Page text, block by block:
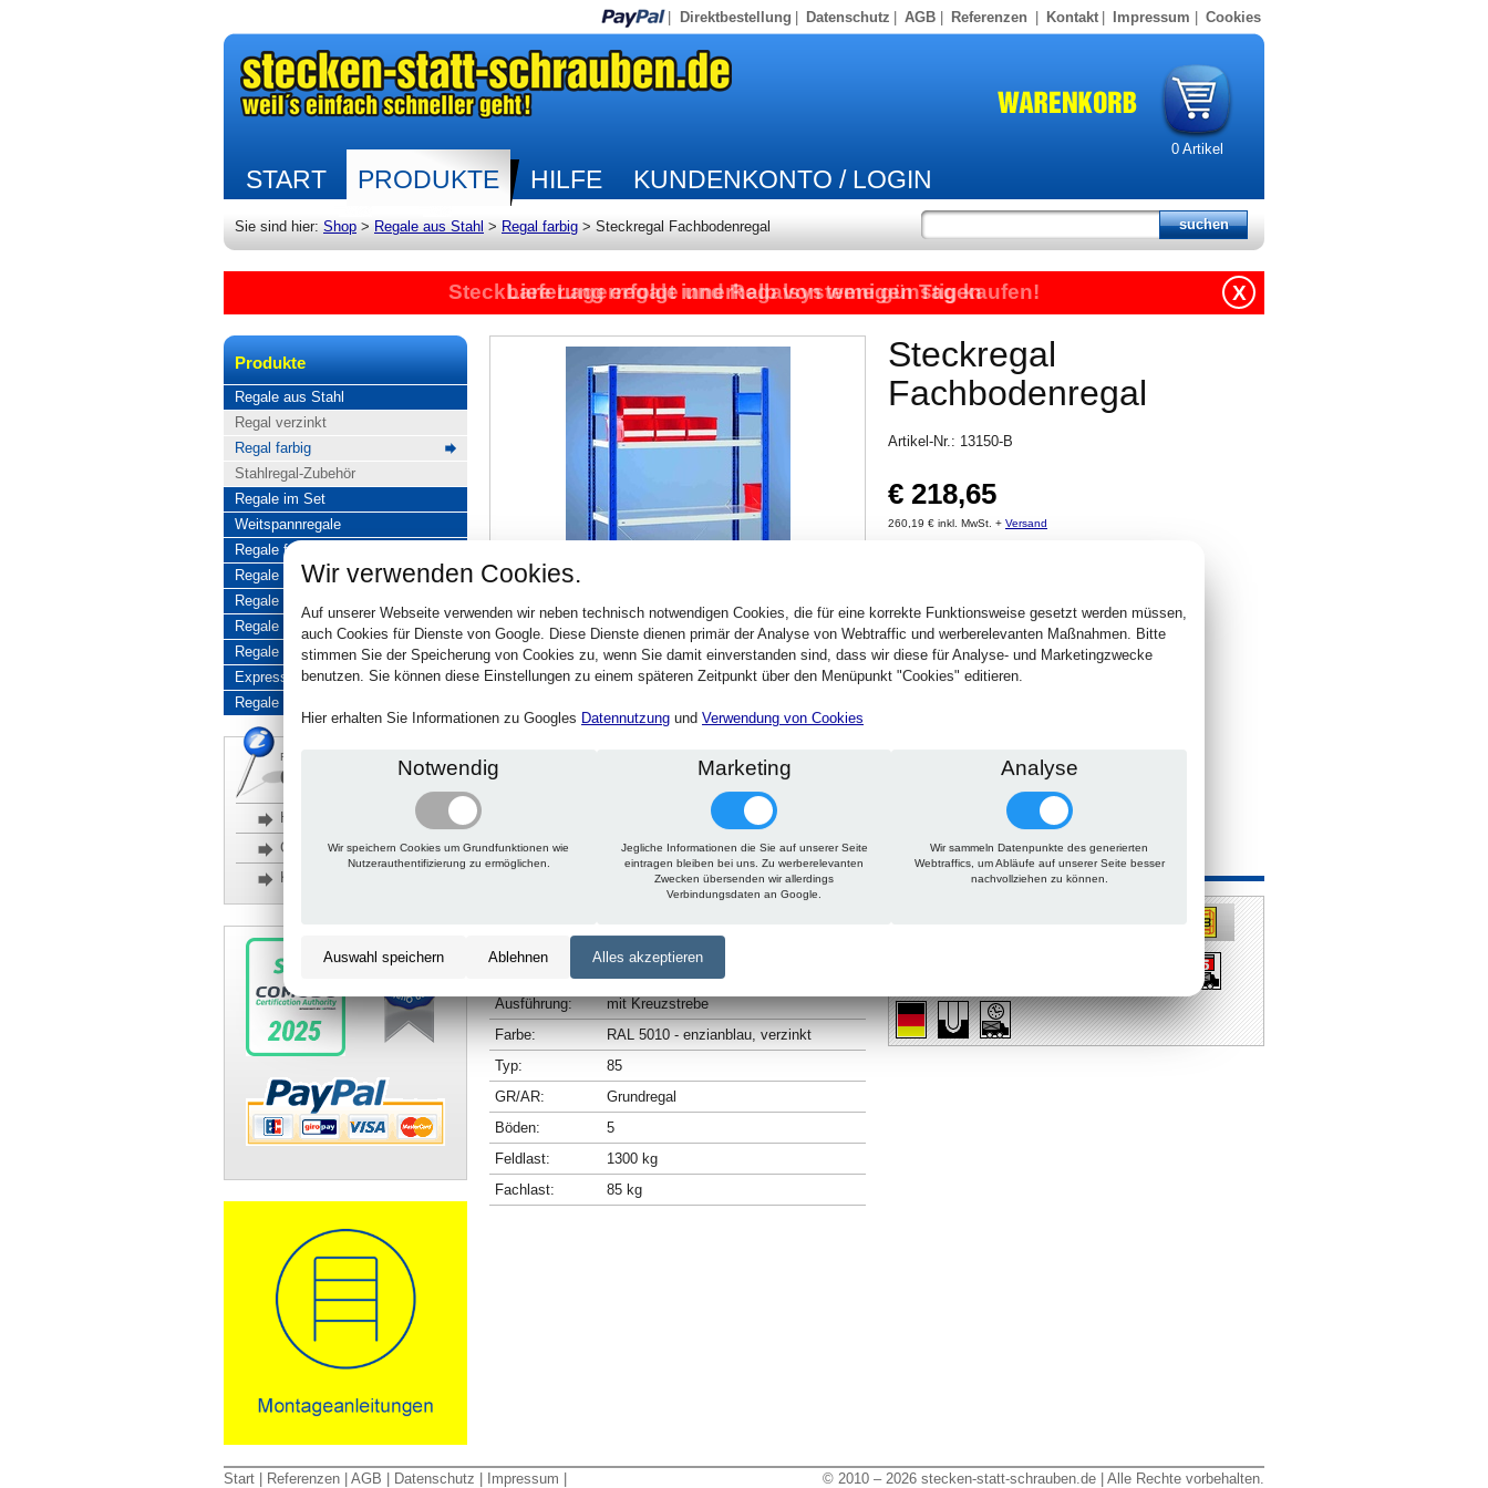
Direktbestellung Datenschutz AGB Referenzen Kontakt Impressum Cookies
0Artikel
START PRODUKTE HILFE KUNDENKONTO / LOGIN
Sie sind hier: Shop > Regale aus Stahl > Regal farbig > Steckregal Fachbodenregal
Steckbare Lagerregale und Regalsysteme günstig kaufen!
Lieferung erfolgt innerhalb von wenigen Tagen X
Produkte
Regale aus Stahl
Regal verzinkt
Regal farbig
Stahlregal-Zubehör
Regale im Set
Weitspannregale
Regale für Büros
Regale für hohe Belastung
Regale für Reifen
Regale aus Edelstahl
Regale aus Aluminium
Express-Produkte
Regale Reduziert
Rückfragen, Hilfe, Bestellen?
06201 690095-0
Häufige Fragen
Glossar
Kontakt
Steckregal
Fachbodenregal
Artikel-Nr.: 13150-B
€ 218,65
260,19 € inkl. MwSt. + Versand
Stck.
Technische Daten Beschreibung Zu diesem Artikel passt auch
Ausführung:
mit Kreuzstrebe
Farbe:
RAL 5010 - enzianblau, verzinkt
Typ:
85
GR/AR:
Grundregal
Böden:
5
Feldlast:
1300 kg
Fachlast:
85 kg
Start Referenzen AGB Datenschutz Impressum © 2010 – 2026 stecken-statt-schrauben.de | Alle Rechte vorbehalten.
Wir verwenden Cookies.
Auf unserer Webseite verwenden wir neben technisch notwendigen Cookies, die für eine korrekte Funktionsweise gesetzt werden müssen,
auch Cookies für Dienste von Google. Diese Dienste dienen primär der Analyse von Webtraffic und werberelevanten Maßnahmen. Bitte
stimmen Sie der Speicherung von Cookies zu, wenn Sie damit einverstanden sind, dass wir diese für Analyse- und Marketingzwecke
benutzen. Sie können diese Einstellungen zu einem späteren Zeitpunkt über den Menüpunkt "Cookies" editieren.
Hier erhalten Sie Informationen zu Googles Datennutzung und Verwendung von Cookies
Notwendig
Wir speichern Cookies um Grundfunktionen wie
Nutzerauthentifizierung zu ermöglichen.
Marketing
Jegliche Informationen die Sie auf unserer Seite
eintragen bleiben bei uns. Zu werberelevanten
Zwecken übersenden wir allerdings
Verbindungsdaten an Google.
Analyse
Wir sammeln Datenpunkte des generierten
Webtraffics, um Abläufe auf unserer Seite besser
nachvollziehen zu können.
Auswahl speichern Ablehnen Alles akzeptieren